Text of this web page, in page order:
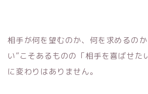
相手が何を望むのか、何を求めるの
い”こそあるものの「相手を喜ばせた
に変わりはありません。